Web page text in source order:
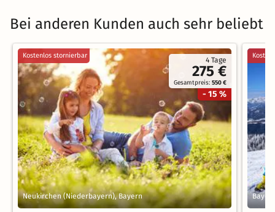
Bei anderen Kunden auch sehr beliebt
4 Tage
275 €
Gesamtpreis:550 €
- 15 %
Kostenlos stornierbar
Neukirchen (Niederbayern), Bayern